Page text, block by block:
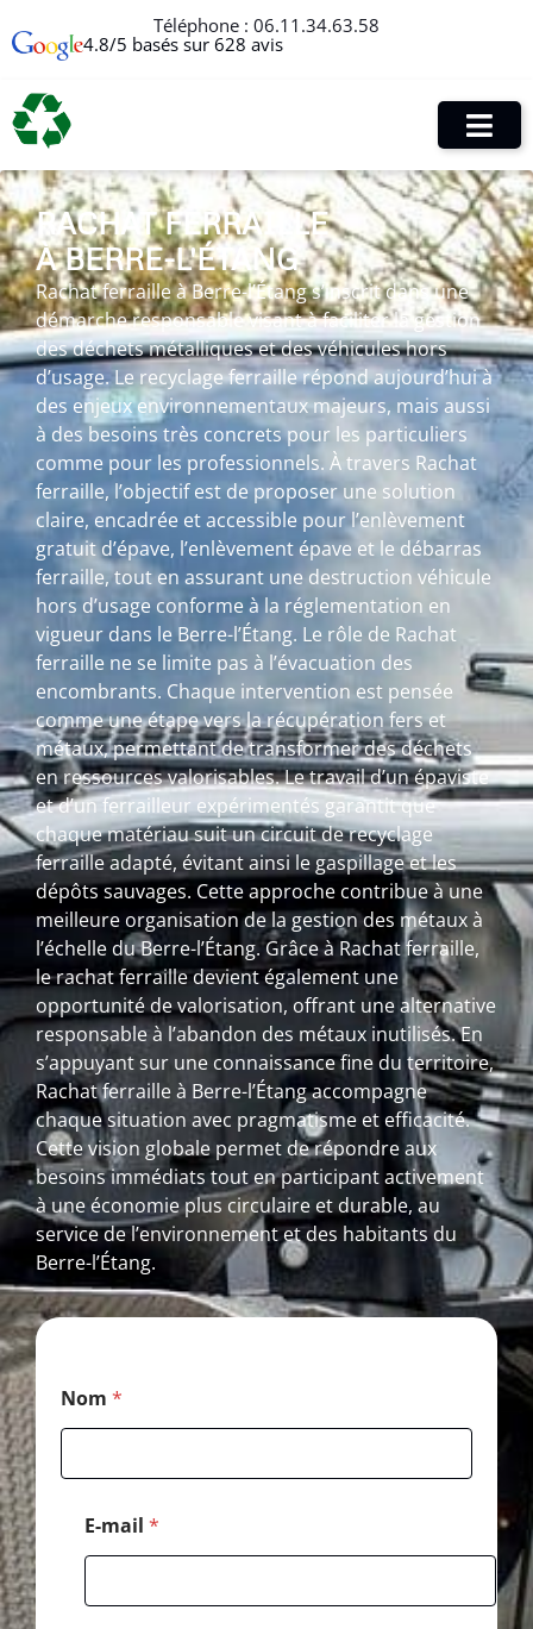
Téléphone : 06.11.34.63.58
4.8/5 basés sur 628 avis
RACHAT FERRAILLE
À BERRE-L'ÉTANG
Rachat ferraille à Berre-l’Étang s’inscrit dans une
démarche responsable visant à faciliter la gestion
des déchets métalliques et des véhicules hors
d’usage. Le recyclage ferraille répond aujourd’hui à
des enjeux environnementaux majeurs, mais aussi
à des besoins très concrets pour les particuliers
comme pour les professionnels. À travers Rachat
ferraille, l’objectif est de proposer une solution
claire, encadrée et accessible pour l’enlèvement
gratuit d’épave, l’enlèvement épave et le débarras
ferraille, tout en assurant une destruction véhicule
hors d’usage conforme à la réglementation en
vigueur dans le Berre-l’Étang. Le rôle de Rachat
ferraille ne se limite pas à l’évacuation des
encombrants. Chaque intervention est pensée
comme une étape vers la récupération fers et
métaux, permettant de transformer des déchets
en ressources valorisables. Le travail d’un épaviste
et d’un ferrailleur expérimentés garantit que
chaque matériau suit un circuit de recyclage
ferraille adapté, évitant ainsi le gaspillage et les
dépôts sauvages. Cette approche contribue à une
meilleure organisation de la gestion des métaux à
l’échelle du Berre-l’Étang. Grâce à Rachat ferraille,
le rachat ferraille devient également une
opportunité de valorisation, offrant une alternative
responsable à l’abandon des métaux inutilisés. En
s’appuyant sur une connaissance fine du territoire,
Rachat ferraille à Berre-l’Étang accompagne
chaque situation avec pragmatisme et efficacité.
Cette vision globale permet de répondre aux
besoins immédiats tout en participant activement
à une économie plus circulaire et durable, au
service de l’environnement et des habitants du
Berre-l’Étang.
Nom *
E-mail *
E
*
l
é